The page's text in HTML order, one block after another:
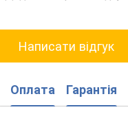
Написати відгук
Оплата Гарантія